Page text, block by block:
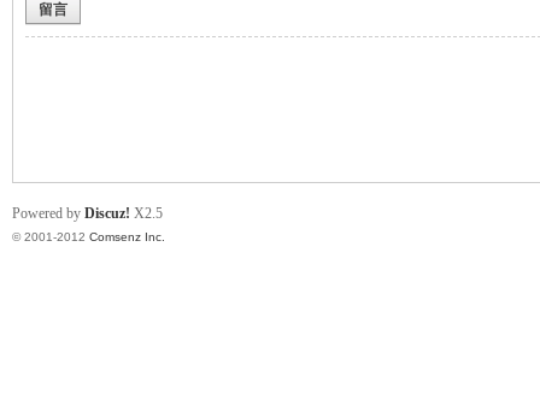
留言
Powered by Discuz! X2.5
© 2001-2012 Comsenz Inc.